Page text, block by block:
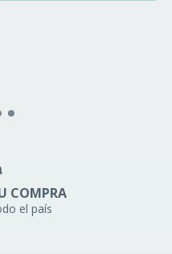
COMPRA
el país